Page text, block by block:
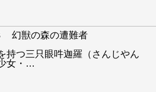
幻獣の森の遭難者
持つ三只眼吽迦羅（さんじやん
女・ …